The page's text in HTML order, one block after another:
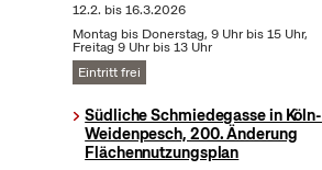
12.2. bis16.3.2026
Montag bis Donerstag, 9 Uhr bis 15 Uhr,
Freitag 9 Uhr bis 13 Uhr
Eintritt frei
Südliche Schmiedegasse in Köln-
Weidenpesch, 200. Änderung
Flächennutzungsplan